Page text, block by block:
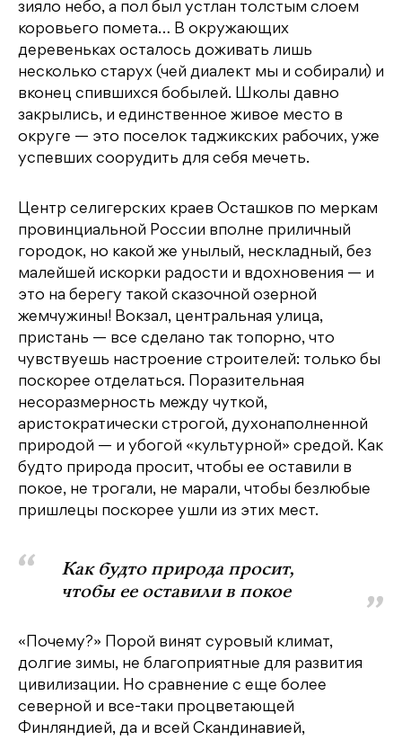
зияло небо, а пол был устлан толстым слоем
коровьего помета… В окружающих
деревеньках осталось доживать лишь
несколько старух (чей диалект мы и собирали) и
вконец спившихся бобылей. Школы давно
закрылись, и единственное живое место в
округе — это поселок таджикских рабочих, уже
успевших соорудить для себя мечеть.
Центр селигерских краев Осташков по меркам
провинциальной России вполне приличный
городок, но какой же унылый, нескладный, без
малейшей искорки радости и вдохновения — и
это на берегу такой сказочной озерной
жемчужины! Вокзал, центральная улица,
пристань — все сделано так топорно, что
чувствуешь настроение строителей: только бы
поскорее отделаться. Поразительная
несоразмерность между чуткой,
аристократически строгой, духонаполненной
природой — и убогой «культурной» средой. Как
будто природа просит, чтобы ее оставили в
покое, не трогали, не марали, чтобы безлюбые
пришлецы поскорее ушли из этих мест.
Как будто природа просит,
чтобы ее оставили в покое
«Почему?» Порой винят суровый климат,
долгие зимы, не благоприятные для развития
цивилизации. Но сравнение с еще более
северной и все-таки процветающей
Финляндией, да и всей Скандинавией,